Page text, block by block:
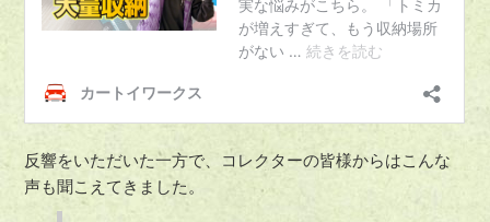
反響をいただいた一方で、コレクターの皆様からはこんな
声も聞こえてきました。